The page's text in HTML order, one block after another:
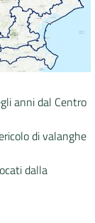
anni dal Centro
di valanghe
dalla